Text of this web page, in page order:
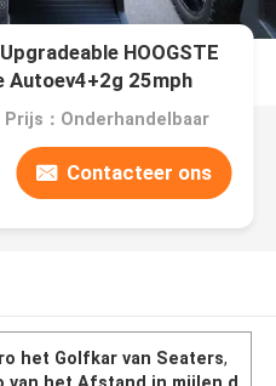
HOOGSTE
Autoev4+2g 25mph
Prijs：Onderhandelbaar
Contacteer ons
het Golfkar van Seaters,
van het Afstand in mijlen d